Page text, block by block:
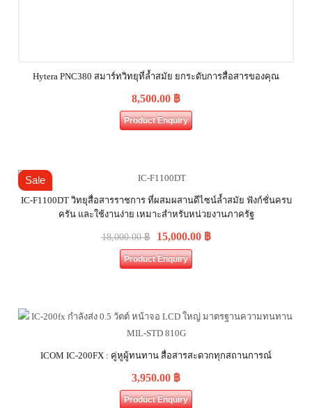
Hytera PNC380 สมาร์ทวิทยุที่ล้ำสมัย ยกระดับการสื่อสารของคุณ
8,500.00 ฿
Product Enquiry
Sale
IC-F1100DT วิทยุสื่อสารราชการ ที่ผสมผสานดีไซน์ล้ำสมัย ฟังก์ชั่นครบ
ครัน และใช้งานง่าย เหมาะสำหรับหน่วยงานภาครัฐ
18,000.00฿ 15,000.00 ฿
Product Enquiry
ICOM IC-200FX : คู่หูผู้ทนทาน สื่อสารสะดวกทุกสถานการณ์
3,950.00 ฿
Product Enquiry